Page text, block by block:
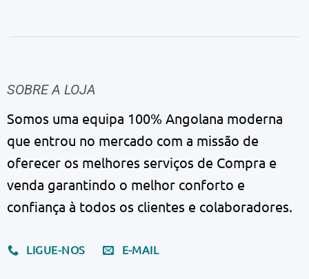
SOBRE A LOJA
Somos uma equipa 100% Angolana moderna
que entrou no mercado com a missão de
oferecer os melhores serviços de Compra e
venda garantindo o melhor conforto e
confiança à todos os clientes e colaboradores.
LIGUE-NOS E-MAIL